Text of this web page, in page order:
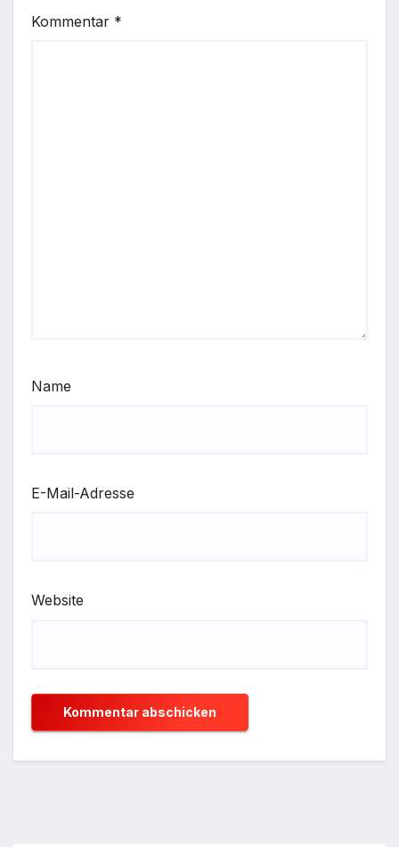
Kommentar *
Name
E-Mail-Adresse
Website